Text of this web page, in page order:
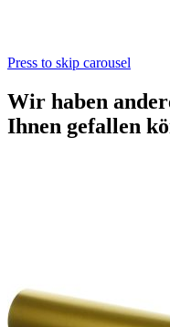
Press to skip carousel
Wir haben
Ihnen gefallen